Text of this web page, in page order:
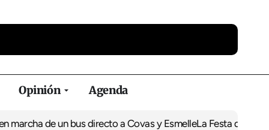
Opinión Agenda
un bus directo a Covas y EsmelleLa Festa do Grumete llena